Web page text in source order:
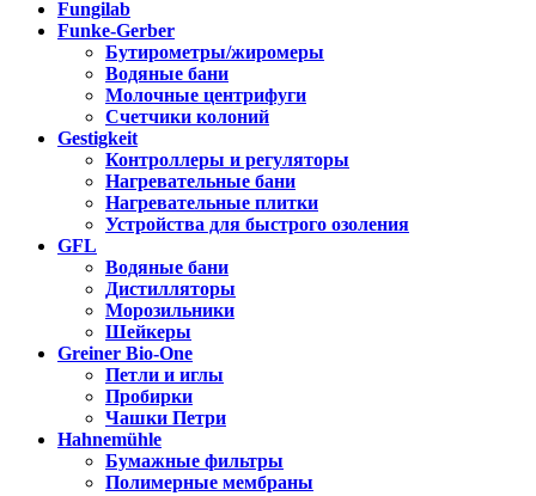
Fungilab
Funke-Gerber
Бутирометры/жиромеры
Водяные бани
Молочные центрифуги
Счетчики колоний
Gestigkeit
Контроллеры и регуляторы
Нагревательные бани
Нагревательные плитки
Устройства для быстрого озоления
GFL
Водяные бани
Дистилляторы
Морозильники
Шейкеры
Greiner Bio-One
Петли и иглы
Пробирки
Чашки Петри
Hahnemühle
Бумажные фильтры
Полимерные мембраны